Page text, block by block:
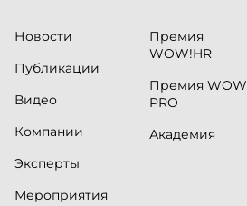
Новости
Публикации
Видео
Компании
Эксперты
Мероприятия
Премия
WOW!HR
Премия WOW
PRO
Академия